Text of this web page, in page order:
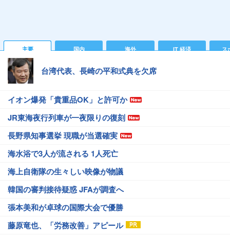
主要 国内 海外 IT 経済 ス
台湾代表、長崎の平和式典を欠席
イオン爆発「貴重品OK」と許可か
JR東海夜行列車が一夜限りの復刻
長野県知事選挙 現職が当選確実
海水浴で3人が流される 1人死亡
海上自衛隊の生々しい映像が物議
韓国の審判接待疑惑 JFAが調査へ
張本美和が卓球の国際大会で優勝
藤原竜也、「労務改善」アピール